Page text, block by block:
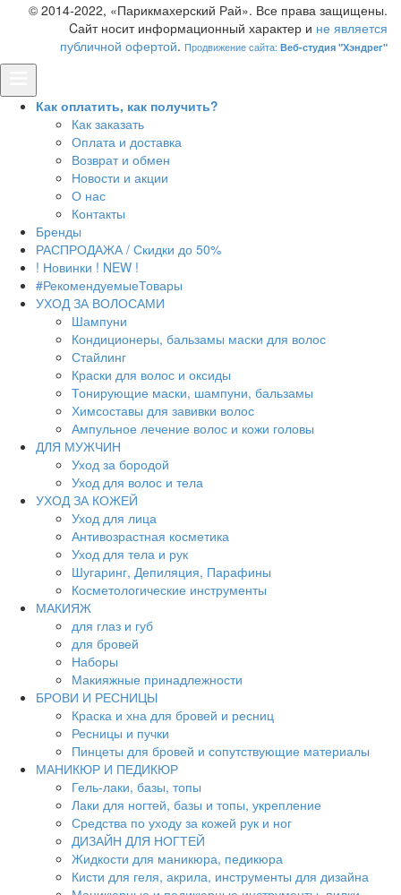
© 2014-2022, «Парикмахерский Рай». Все права защищены.
Cайт носит информационный характер и не является
публичной офертой. Продвижение сайта: Веб-студия "Хэндрег"
Как оплатить, как получить?
Как заказать
Оплата и доставка
Возврат и обмен
Новости и акции
О нас
Контакты
Бренды
РАСПРОДАЖА / Скидки до 50%
! Новинки ! NEW !
#РекомендуемыеТовары
УХОД ЗА ВОЛОСАМИ
Шампуни
Кондиционеры, бальзамы маски для волос
Стайлинг
Краски для волос и оксиды
Тонирующие маски, шампуни, бальзамы
Химсоставы для завивки волос
Ампульное лечение волос и кожи головы
ДЛЯ МУЖЧИН
Уход за бородой
Уход для волос и тела
УХОД ЗА КОЖЕЙ
Уход для лица
Антивозрастная косметика
Уход для тела и рук
Шугаринг, Депиляция, Парафины
Косметологические инструменты
МАКИЯЖ
для глаз и губ
для бровей
Наборы
Макияжные принадлежности
БРОВИ И РЕСНИЦЫ
Краска и хна для бровей и ресниц
Ресницы и пучки
Пинцеты для бровей и сопутствующие материалы
МАНИКЮР И ПЕДИКЮР
Гель-лаки, базы, топы
Лаки для ногтей, базы и топы, укрепление
Средства по уходу за кожей рук и ног
ДИЗАЙН ДЛЯ НОГТЕЙ
Жидкости для маникюра, педикюра
Кисти для геля, акрила, инструменты для дизайна